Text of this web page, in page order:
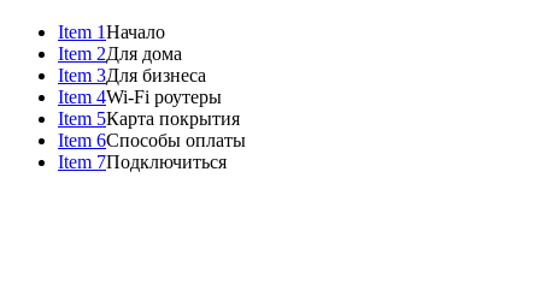
Item 1Начало
Item 2Для дома
Item 3Для бизнеса
Item 4Wi-Fi роутеры
Item 5Карта покрытия
Item 6Способы оплаты
Item 7Подключиться